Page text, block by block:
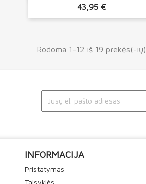
43,95 €
Rodoma 1-12 iš 19 prekės(-ių)
INFORMACIJA
Pristatymas
Taisyklės